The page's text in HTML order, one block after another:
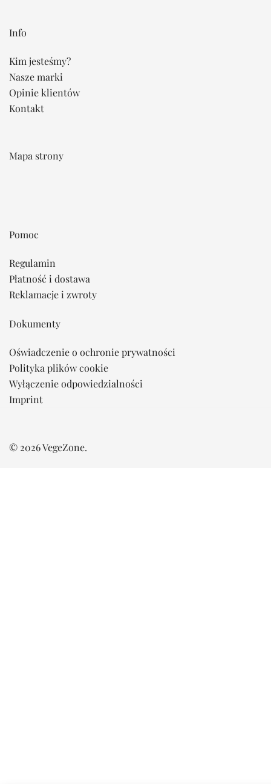
Info
Kim jesteśmy?
Nasze marki
Opinie klientów
Kontakt
Mapa strony
Pomoc
Regulamin
Płatność i dostawa
Reklamacje i zwroty
Dokumenty
Oświadczenie o ochronie prywatności
Polityka plików cookie
Wyłączenie odpowiedzialności
Imprint
© 2026 VegeZone.